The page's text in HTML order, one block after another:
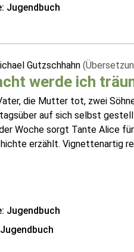
Jugendbuch
Gutzschhahn
werde ich
die Mutter tot, zwei
auf sich selbst
Woche sorgt Tante Alice
erzählt. Vignettenartig
Jugendbuch